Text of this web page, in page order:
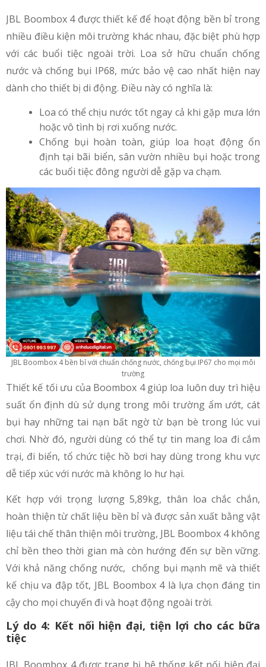
JBL Boombox 4 được thiết kế để hoạt động bền bỉ trong
nhiều điều kiện môi trường khác nhau, đặc biệt phù hợp
với các buổi tiệc ngoài trời. Loa sở hữu chuẩn chống
nước và chống bụi IP68, mức bảo vệ cao nhất hiện nay
dành cho thiết bị di động. Điều này có nghĩa là:
Loa có thể chịu nước tốt ngay cả khi gặp mưa lớn
hoặc vô tình bị rơi xuống nước.
Chống bụi hoàn toàn, giúp loa hoạt động ổn
định tại bãi biển, sân vườn nhiều bụi hoặc trong
các buổi tiệc đông người dễ gặp va chạm.
JBL Boombox 4 bền bỉ với chuẩn chống nước, chống bụi IP67 cho mọi môi
trường
Thiết kế tối ưu của Boombox 4 giúp loa luôn duy trì hiệu
suất ổn định dù sử dụng trong môi trường ẩm ướt, cát
bụi hay những tai nạn bất ngờ từ bạn bè trong lúc vui
chơi. Nhờ đó, người dùng có thể tự tin mang loa đi cắm
trại, đi biển, tổ chức tiệc hồ bơi hay dùng trong khu vực
dễ tiếp xúc với nước mà không lo hư hại.
Kết hợp với trọng lượng 5,89kg, thân loa chắc chắn,
hoàn thiện từ chất liệu bền bỉ và được sản xuất bằng vật
liệu tái chế thân thiện môi trường, JBL Boombox 4 không
chỉ bền theo thời gian mà còn hướng đến sự bền vững.
Với khả năng chống nước, chống bụi mạnh mẽ và thiết
kế chịu va đập tốt, JBL Boombox 4 là lựa chọn đáng tin
cậy cho mọi chuyến đi và hoạt động ngoài trời.
Lý do 4: Kết nối hiện đại, tiện lợi cho các bữa
tiệc